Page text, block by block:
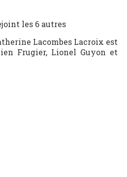
les 6 autres
Lacombes Lacroix est
Frugier, Lionel Guyon et